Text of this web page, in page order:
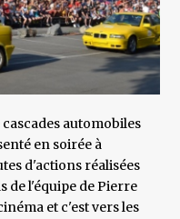
automobiles
en soirée à
d'actions réalisées
de l'équipe de Pierre
et c'est vers les